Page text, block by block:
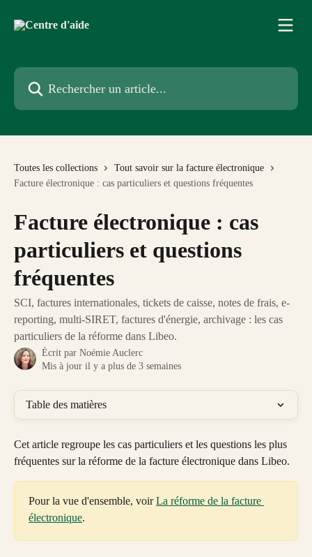
Rechercher un article...
Toutes les collections
Tout savoir sur la facture électronique
Facture électronique : cas particuliers et questions fréquentes
Facture électronique : cas
particuliers et questions
fréquentes
SCI, factures internationales, tickets de caisse, notes de frais, e-
reporting, multi-SIRET, factures d'énergie, archivage : les cas
particuliers de la réforme dans Libeo.
Écrit par Noémie Auclerc
Mis à jour il y a plus de 3 semaines
Table des matières
Cet article regroupe les cas particuliers et les questions les plus
fréquentes sur la réforme de la facture électronique dans Libeo.
Pour la vue d'ensemble, voir La réforme de la facture
électronique.